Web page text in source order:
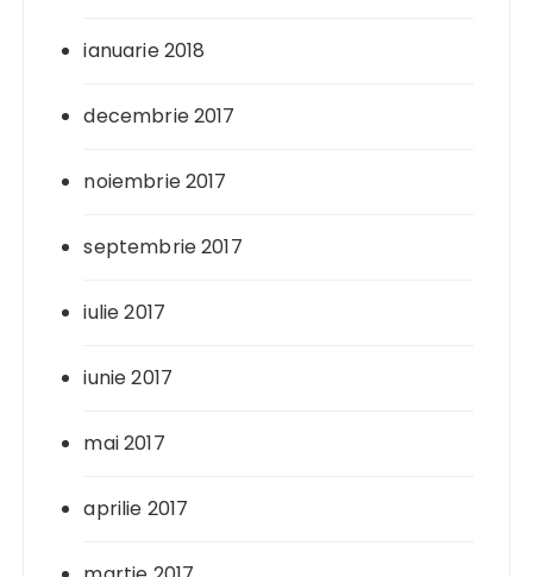
ianuarie 2018
decembrie 2017
noiembrie 2017
septembrie 2017
iulie 2017
iunie 2017
mai 2017
aprilie 2017